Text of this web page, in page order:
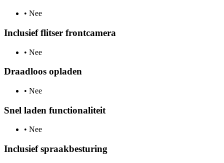
• Nee
Inclusief flitser frontcamera
• Nee
Draadloos opladen
• Nee
Snel laden functionaliteit
• Nee
Inclusief spraakbesturing